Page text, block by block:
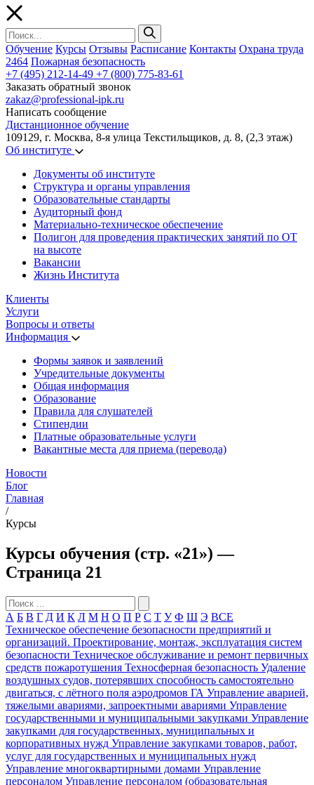
Обучение Курсы Отзывы Расписание Контакты Охрана труда
2464 Пожарная безопасность
+7 (495) 212-14-49 +7 (800) 775-83-61
Заказать обратный звонок
zakaz@professional-ipk.ru
Написать сообщение
Дистанционное обучение
109129, г. Москва, 8-я улица Текстильщиков, д. 8, (2,3 этаж)
Об институте
Документы об институте
Структура и органы управления
Образовательные стандарты
Аудиторный фонд
Материально-техническое обеспечение
Полигон для проведения практических занятий по ОТ
на высоте
Вакансии
Жизнь Института
Клиенты
Услуги
Вопросы и ответы
Информация
Формы заявок и заявлений
Учредительные документы
Общая информация
Образование
Правила для слушателей
Стипендии
Платные образовательные услуги
Вакантные места для приема (перевода)
Новости
Блог
Главная
/
Курсы
Курсы обучения (стр. «21») —
Страница 21
А Б В Г Д И К Л М Н О П Р С Т У Ф Ш Э ВСЕ
Техническое обеспечение безопасности предприятий и
организаций. Проектирование, монтаж, эксплуатация систем
безопасности Техническое обслуживание и ремонт первичных
средств пожаротушения Техносферная безопасность Удаление
воздушных судов, потерявших способность самостоятельно
двигаться, с лётного поля аэродромов ГА Управление аварией,
тяжелыми авариями, запроектными авариями Управление
государственными и муниципальными закупками Управление
закупками для государственных, муниципальных и
корпоративных нужд Управление закупками товаров, работ,
услуг для государственных и муниципальных нужд
Управление многоквартирными домами Управление
персоналом Управление персоналом (образовательная